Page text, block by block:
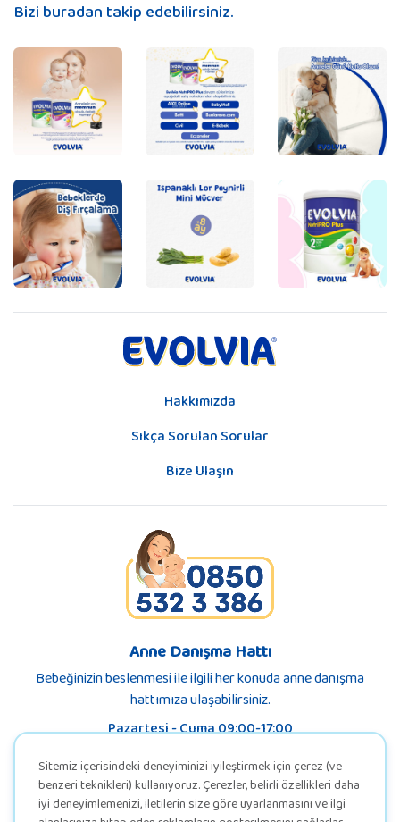
Bizi buradan takip edebilirsiniz.
Hakkımızda
Sıkça Sorulan Sorular
Bize Ulaşın
Anne Danışma Hattı
Bebeğinizin beslenmesi ile ilgili her konuda anne danışma
hattımıza ulaşabilirsiniz.
Pazartesi - Cuma 09:00-17:00
Sitemiz içerisindeki deneyiminizi iyileştirmek için çerez (ve
benzeri teknikleri) kullanıyoruz. Çerezler, belirli özellikleri daha
iyi deneyimlemenizi, iletilerin size göre uyarlanmasını ve ilgi